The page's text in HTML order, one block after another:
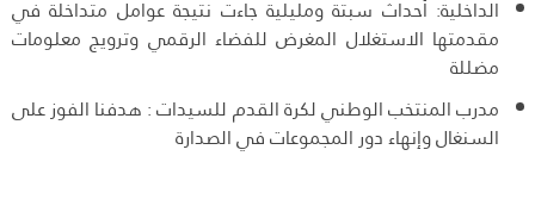
الداخلية: أحداث سبتة ومليلية جاءت نتيجة عوامل متداخلة في
مقدمتها الاستغلال المغرض للفضاء الرقمي وترويج معلومات
مضللة
مدرب المنتخب الوطني لكرة القدم للسيدات : هدفنا الفوز على
السنغال وإنهاء دور المجموعات في الصدارة